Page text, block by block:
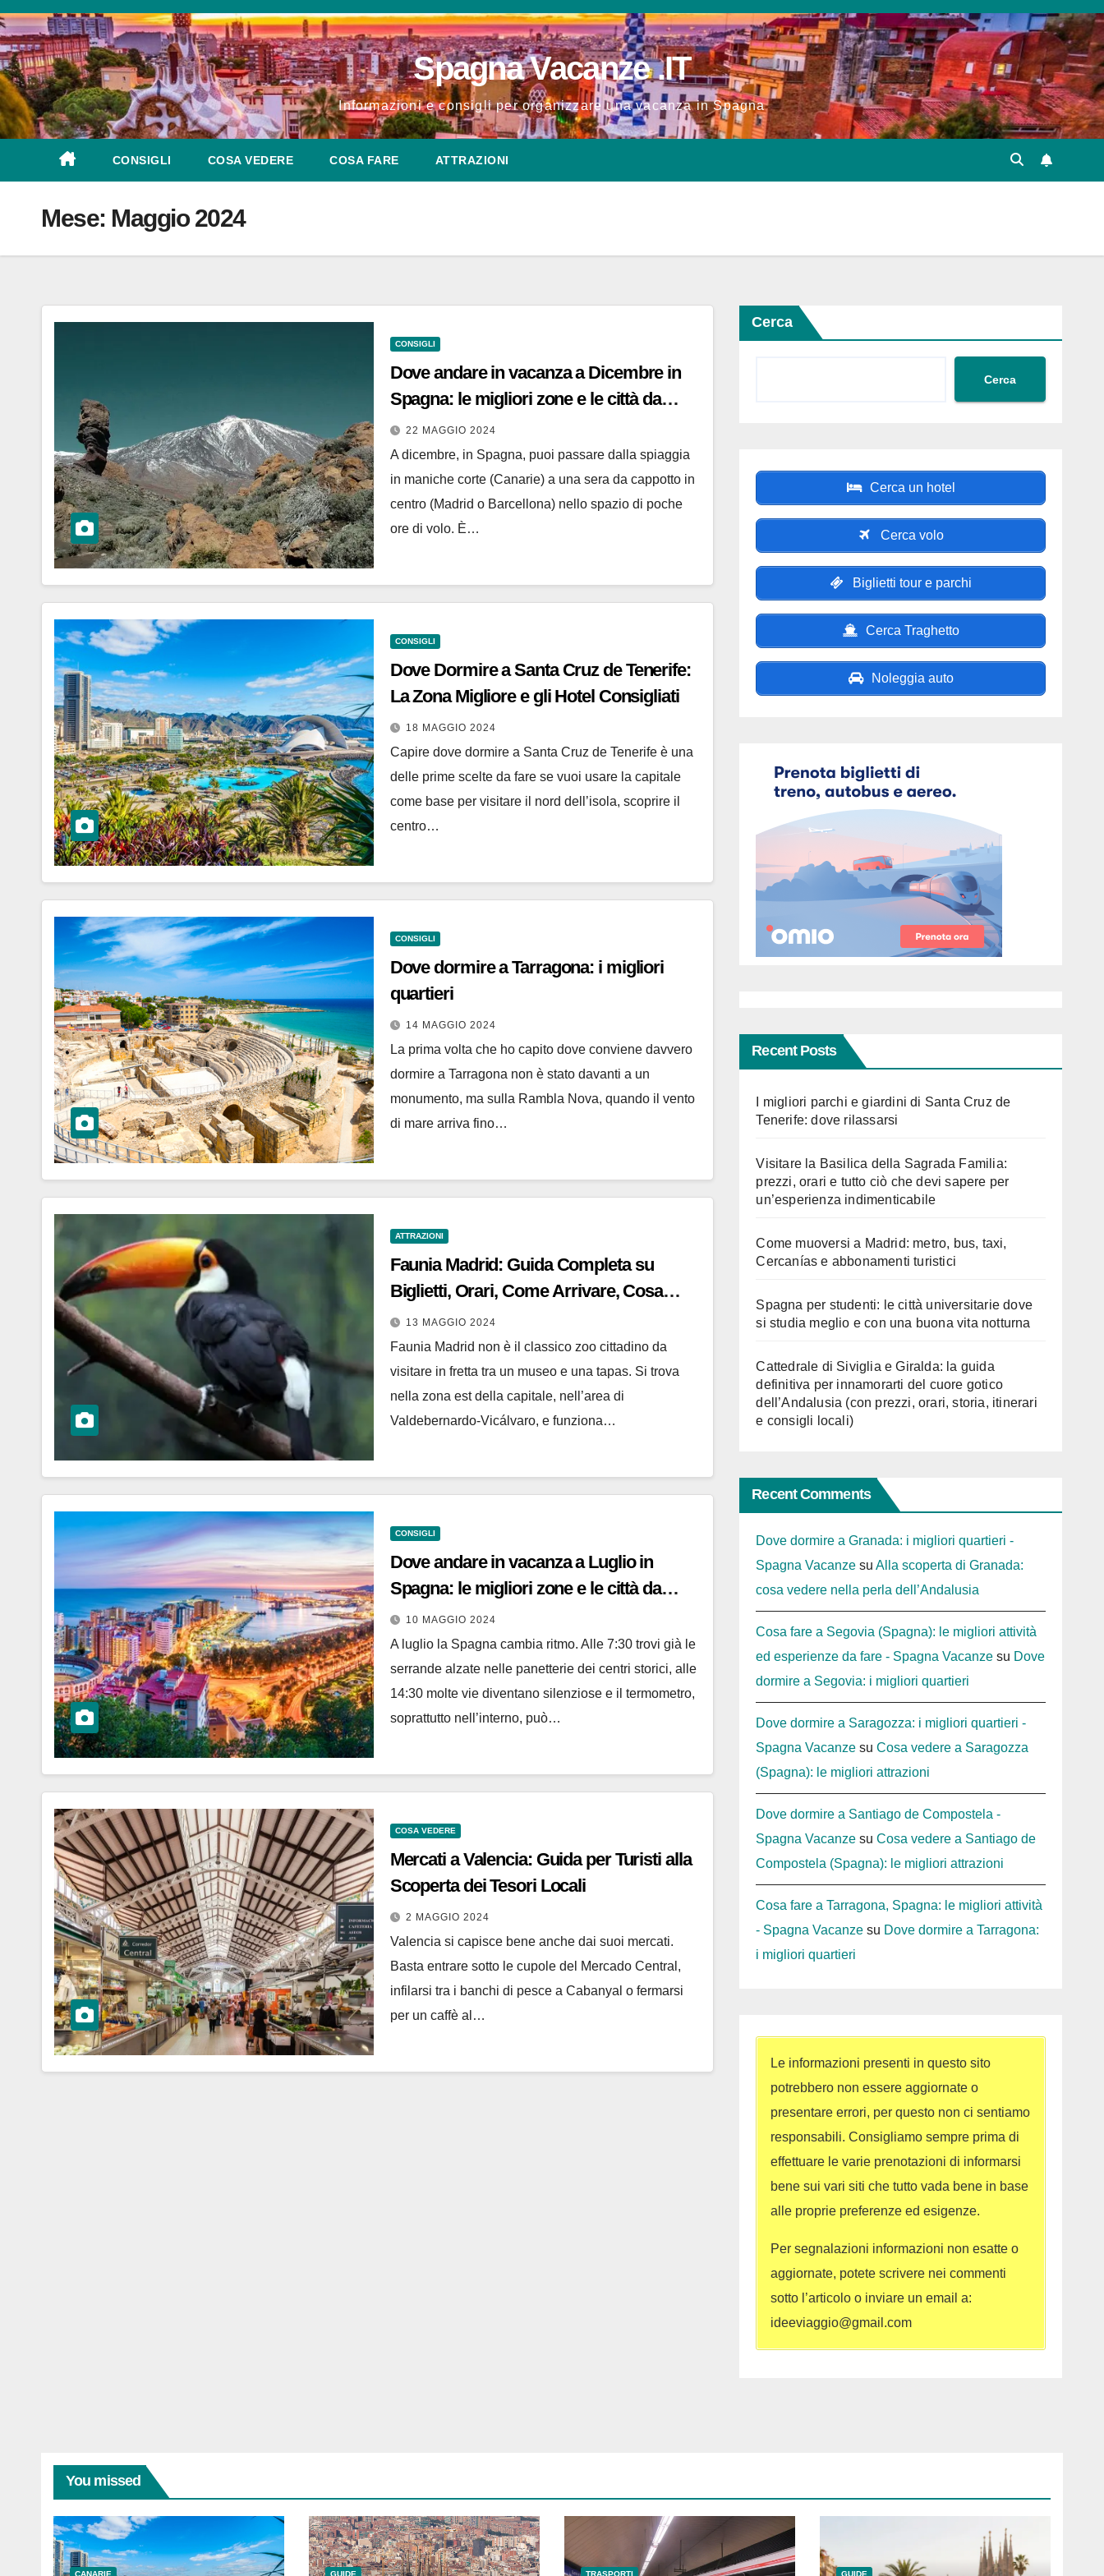
Salta
al
contenuto
Spagna Vacanze .IT
Informazioni e consigli per organizzare una vacanza in Spagna
CONSIGLI COSA VEDERE COSA FARE ATTRAZIONI
Mese: Maggio 2024
CONSIGLI
Dove andare in vacanza a Dicembre in
Spagna: le migliori zone e le città da
visitare
22 MAGGIO 2024
A dicembre, in Spagna, puoi passare dalla spiaggia
in maniche corte (Canarie) a una sera da cappotto in
centro (Madrid o Barcellona) nello spazio di poche
ore di volo. È…
CONSIGLI
Dove Dormire a Santa Cruz de Tenerife:
La Zona Migliore e gli Hotel Consigliati
18 MAGGIO 2024
Capire dove dormire a Santa Cruz de Tenerife è una
delle prime scelte da fare se vuoi usare la capitale
come base per visitare il nord dell’isola, scoprire il
centro…
CONSIGLI
Dove dormire a Tarragona: i migliori
quartieri
14 MAGGIO 2024
La prima volta che ho capito dove conviene davvero
dormire a Tarragona non è stato davanti a un
monumento, ma sulla Rambla Nova, quando il vento
di mare arriva fino…
ATTRAZIONI
Faunia Madrid: Guida Completa su
Biglietti, Orari, Come Arrivare, Cosa
Vedere e Fare
13 MAGGIO 2024
Faunia Madrid non è il classico zoo cittadino da
visitare in fretta tra un museo e una tapas. Si trova
nella zona est della capitale, nell’area di
Valdebernardo-Vicálvaro, e funziona…
CONSIGLI
Dove andare in vacanza a Luglio in
Spagna: le migliori zone e le città da
visitare
10 MAGGIO 2024
A luglio la Spagna cambia ritmo. Alle 7:30 trovi già le
serrande alzate nelle panetterie dei centri storici, alle
14:30 molte vie diventano silenziose e il termometro,
soprattutto nell’interno, può…
COSA VEDERE
Mercati a Valencia: Guida per Turisti alla
Scoperta dei Tesori Locali
2 MAGGIO 2024
Valencia si capisce bene anche dai suoi mercati.
Basta entrare sotto le cupole del Mercado Central,
infilarsi tra i banchi di pesce a Cabanyal o fermarsi
per un caffè al…
Cerca
Cerca
Cerca un hotel
Cerca volo
Biglietti tour e parchi
Cerca Traghetto
Noleggia auto
Recent Posts
I migliori parchi e giardini di Santa Cruz de
Tenerife: dove rilassarsi
Visitare la Basilica della Sagrada Familia:
prezzi, orari e tutto ciò che devi sapere per
un’esperienza indimenticabile
Come muoversi a Madrid: metro, bus, taxi,
Cercanías e abbonamenti turistici
Spagna per studenti: le città universitarie dove
si studia meglio e con una buona vita notturna
Cattedrale di Siviglia e Giralda: la guida
definitiva per innamorarti del cuore gotico
dell’Andalusia (con prezzi, orari, storia, itinerari
e consigli locali)
Recent Comments
Dove dormire a Granada: i migliori quartieri -
Spagna Vacanze suAlla scoperta di Granada:
cosa vedere nella perla dell’Andalusia
Cosa fare a Segovia (Spagna): le migliori attività
ed esperienze da fare - Spagna Vacanze su Dove
dormire a Segovia: i migliori quartieri
Dove dormire a Saragozza: i migliori quartieri -
Spagna Vacanze suCosa vedere a Saragozza
(Spagna): le migliori attrazioni
Dove dormire a Santiago de Compostela -
Spagna Vacanze suCosa vedere a Santiago de
Compostela (Spagna): le migliori attrazioni
Cosa fare a Tarragona, Spagna: le migliori attività
- Spagna Vacanze su Dove dormire a Tarragona:
i migliori quartieri
Le informazioni presenti in questo sito
potrebbero non essere aggiornate o
presentare errori, per questo non ci sentiamo
responsabili. Consigliamo sempre prima di
effettuare le varie prenotazioni di informarsi
bene sui vari siti che tutto vada bene in base
alle proprie preferenze ed esigenze.
Per segnalazioni informazioni non esatte o
aggiornate, potete scrivere nei commenti
sotto l’articolo o inviare un email a:
ideeviaggio@gmail.com
You missed
CANARIE GUIDE TRASPORTI GUIDE